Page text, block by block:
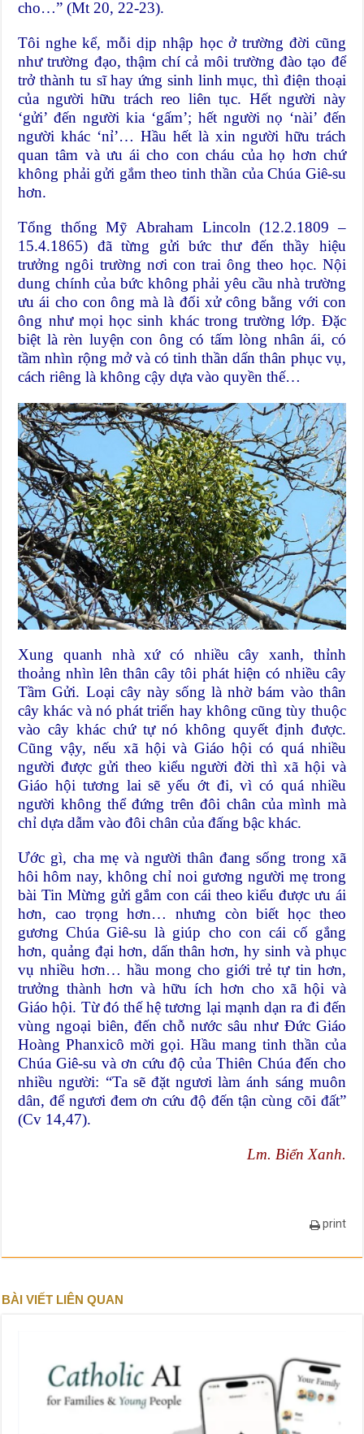
cho…” (Mt 20, 22-23).
Tôi nghe kể, mỗi dịp nhập học ở trường đời cũng
như trường đạo, thậm chí cả môi trường đào tạo để
trở thành tu sĩ hay ứng sinh linh mục, thì điện thoại
của người hữu trách reo liên tục. Hết người này
‘gửi’ đến người kia ‘gấm’; hết người nọ ‘nài’ đến
người khác ‘nỉ’… Hầu hết là xin người hữu trách
quan tâm và ưu ái cho con cháu của họ hơn chứ
không phải gửi gắm theo tinh thần của Chúa Giê-su
hơn.
Tổng thống Mỹ Abraham Lincoln (12.2.1809 –
15.4.1865) đã từng gửi bức thư đến thầy hiệu
trưởng ngôi trường nơi con trai ông theo học. Nội
dung chính của bức không phải yêu cầu nhà trường
ưu ái cho con ông mà là đối xử công bằng với con
ông như mọi học sinh khác trong trường lớp. Đặc
biệt là rèn luyện con ông có tấm lòng nhân ái, có
tầm nhìn rộng mở và có tinh thần dấn thân phục vụ,
cách riêng là không cậy dựa vào quyền thế…
Xung quanh nhà xứ có nhiều cây xanh, thỉnh
thoảng nhìn lên thân cây tôi phát hiện có nhiều cây
Tầm Gửi. Loại cây này sống là nhờ bám vào thân
cây khác và nó phát triển hay không cũng tùy thuộc
vào cây khác chứ tự nó không quyết định được.
Cũng vậy, nếu xã hội và Giáo hội có quá nhiều
người được gửi theo kiểu người đời thì xã hội và
Giáo hội tương lai sẽ yếu ớt đi, vì có quá nhiều
người không thể đứng trên đôi chân của mình mà
chỉ dựa dẫm vào đôi chân của đấng bậc khác.
Ước gì, cha mẹ và người thân đang sống trong xã
hôi hôm nay, không chỉ noi gương người mẹ trong
bài Tin Mừng gửi gắm con cái theo kiểu được ưu ái
hơn, cao trọng hơn… nhưng còn biết học theo
gương Chúa Giê-su là giúp cho con cái cố gắng
hơn, quảng đại hơn, dấn thân hơn, hy sinh và phục
vụ nhiều hơn… hầu mong cho giới trẻ tự tin hơn,
trưởng thành hơn và hữu ích hơn cho xã hội và
Giáo hội. Từ đó thế hệ tương lại mạnh dạn ra đi đến
vùng ngoại biên, đến chỗ nước sâu như Đức Giáo
Hoàng Phanxicô mời gọi. Hầu mang tinh thần của
Chúa Giê-su và ơn cứu độ của Thiên Chúa đến cho
nhiều người: “Ta sẽ đặt ngươi làm ánh sáng muôn
dân, để ngươi đem ơn cứu độ đến tận cùng cõi đất”
(Cv 14,47).
Lm. Biển Xanh.
print
BÀI VIẾT LIÊN QUAN